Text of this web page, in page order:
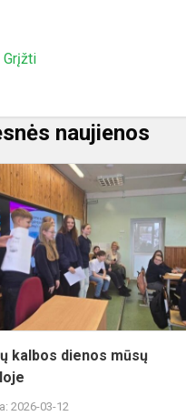
Grįžti
naujienos
kalbos dienos mūsų
2026-03-12